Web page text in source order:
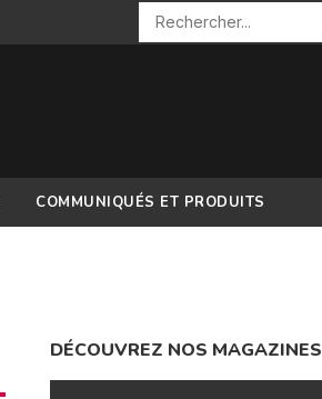
COMMUNIQUÉS ET PRODUITS
DÉCOUVREZ NOS MAGAZINES